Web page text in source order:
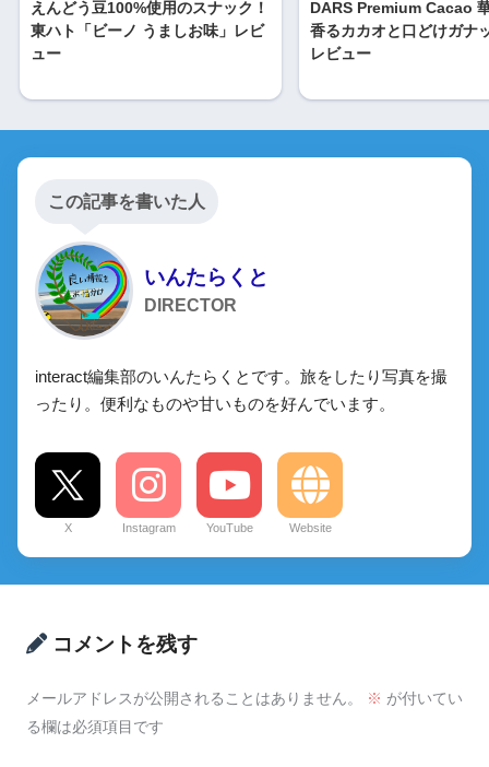
えんどう豆100%使用のスナック！
東ハト「ビーノ うましお味」レビ
ュー
DARS Premium Cacao
香るカカオと口どけガナ
レビュー
この記事を書いた人
いんたらくと
DIRECTOR
interact編集部のいんたらくとです。旅をしたり写真を撮
ったり。便利なものや甘いものを好んでいます。
X Instagram YouTube Website
コメントを残す
メールアドレスが公開されることはありません。 ※ が付いてい
る欄は必須項目です